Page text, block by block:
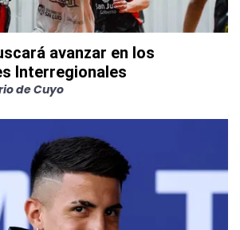
avanzar en los
Interregionales
de Cuyo